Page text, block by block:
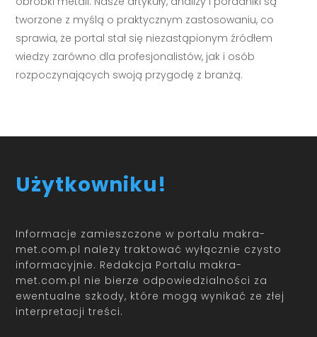
tworzone z myślą o praktycznym zastosowaniu, co
sprawia, że portal stał się niezastąpionym źródłem
wiedzy zarówno dla profesjonalistów, jak i osób
rozpoczynających swoją przygodę z branżą.
Użytkowniku!
Informacje zamieszczone w portalu makra-
met.com.pl należy traktować wyłącznie czysto
informacyjnie. Redakcja Portalu makra-
met.com.pl nie bierze odpowiedzialności za
ewentualne szkody, które mogą wynikać ze złej
interpretacji treści.